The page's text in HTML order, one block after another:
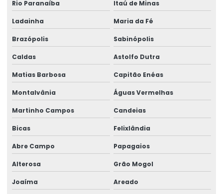
Rio Paranaíba Itaú de Minas
Ladainha Maria da Fé
Brazópolis Sabinópolis
Caldas Astolfo Dutra
Matias Barbosa Capitão Enéas
Montalvânia Águas Vermelhas
Martinho Campos Candeias
Bicas Felixlândia
Abre Campo Papagaios
Alterosa Grão Mogol
Joaíma Areado